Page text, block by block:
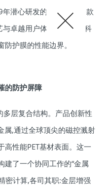
潜心研发的结晶,更是一款
卓越用户体验于一体的科
护膜的性能边界。
的防护屏障
层复合结构。产品创新性
属,通过全球顶尖的磁控溅射
性能PET基材表面。这一
建了一个协同工作的“金属
密计算,各司其职:金层增强